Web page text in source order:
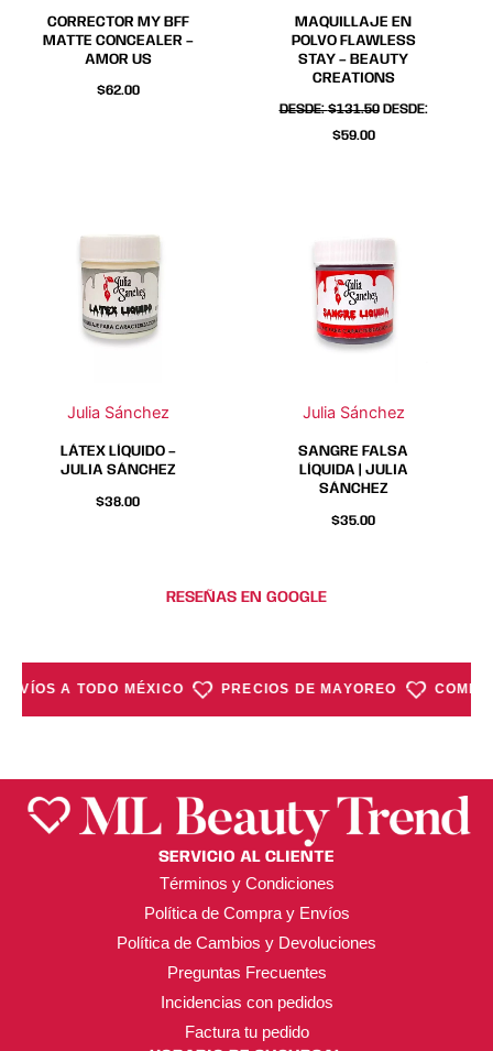
elegir
en
la
página
CORRECTOR MY BFF
MATTE CONCEALER –
AMOR US
$62.00
elegir
en
la
página
elegir
en
la
de
producto
MAQUILLAJE EN
POLVO FLAWLESS
STAY – BEAUTY
CREATIONS
DESDE:$131.50 DESDE:
$59.00
elegir
en
la
de
producto
Julia Sánchez
LÁTEX LÍQUIDO –
JULIA SÁNCHEZ
$38.00
Julia Sánchez
SANGRE FALSA
LÍQUIDA | JULIA
SÁNCHEZ
$35.00
RESEÑAS EN GOOGLE
A TODO MÉXICO PRECIOS DE MAYOREO
SERVICIO AL CLIENTE
Términos y Condiciones
Política de Compra y Envíos
Política de Cambios y Devoluciones
Preguntas Frecuentes
Incidencias con pedidos
Factura tu pedido